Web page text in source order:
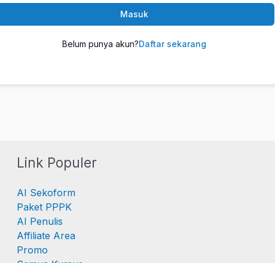
Masuk
Belum punya akun?Daftar sekarang
Link Populer
AI Sekoform
Paket PPPK
AI Penulis
Affiliate Area
Promo